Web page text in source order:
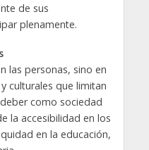
de sus
plenamente.
las personas, sino en
culturales que limitan
como sociedad
la accesibilidad en los
en la educación,